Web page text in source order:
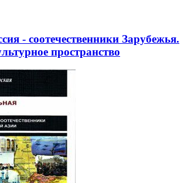
- соотечественники Зарубежья.
пространство